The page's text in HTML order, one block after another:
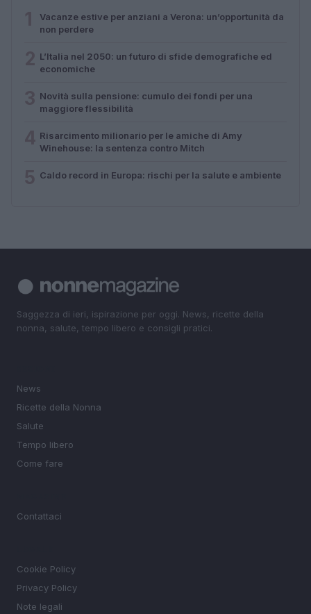
Vacanze estive per anziani a Verona: un’opportunità da
non perdere
L’Italia nel 2050: un futuro di sfide demografiche ed
economiche
Novità sulla pensione: cumulo dei fondi per una
maggiore flessibilità
Risarcimento milionario per le amiche di Amy
Winehouse: la sentenza contro Mitch
Caldo record in Europa: rischi per la salute e ambiente
Saggezza di ieri, ispirazione per oggi. News, ricette della
nonna, salute, tempo libero e consigli pratici.
News
Ricette della Nonna
Salute
Tempo libero
Come fare
Contattaci
Cookie Policy
Privacy Policy
Note legali